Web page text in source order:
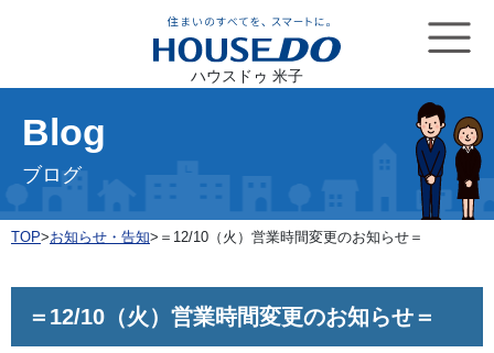
ハウスドゥ 米子
Blog
ブログ
TOP>お知らせ・告知> ＝12/10（火）営業時間変更のお知らせ＝
＝12/10（火）営業時間変更のお知らせ＝